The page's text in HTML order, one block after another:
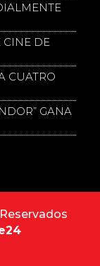
CINE DE
CUATRO
GANA